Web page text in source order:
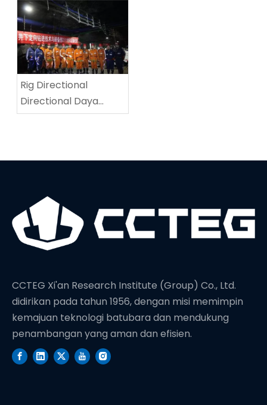
pengeboran spiral
berkecepatan tinggi
Rig Directional
Directional Daya
Tinggi menetapkan
CCTEG Xi'an Research Institute (Group) Co., Ltd.
didirikan pada tahun 1956, dengan misi memimpin
kemajuan teknologi batubara dan mendukung
penambangan yang aman dan efisien.